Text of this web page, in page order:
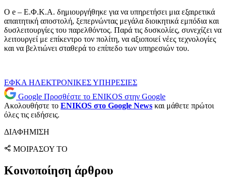
Ο e – Ε.Φ.Κ.Α. δημιουργήθηκε για να υπηρετήσει μια εξαιρετικά
απαιτητική αποστολή, ξεπερνώντας μεγάλα διοικητικά εμπόδια και
δυσλειτουργίες του παρελθόντος. Παρά τις δυσκολίες, συνεχίζει να
λειτουργεί με επίκεντρο τον πολίτη, να αξιοποιεί νέες τεχνολογίες
και να βελτιώνει σταθερά το επίπεδο των υπηρεσιών του.
ΕΦΚΑ ΗΛΕΚΤΡΟΝΙΚΕΣ ΥΠΗΡΕΣΙΕΣ
Google Προσθέστε το ENIKOS στην Google
Ακολουθήστε το ENIKOS στο Google News και μάθετε πρώτοι
όλες τις ειδήσεις.
ΔΙΑΦΗΜΙΣΗ
ΜΟΙΡΑΣΟΥ ΤΟ
Κοινοποίηση άρθρου